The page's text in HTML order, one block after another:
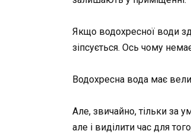
Якщо водохресної води
зіпсується. Ось чому
Водохресна вода має
Але, звичайно, тільки за
але і виділити час для